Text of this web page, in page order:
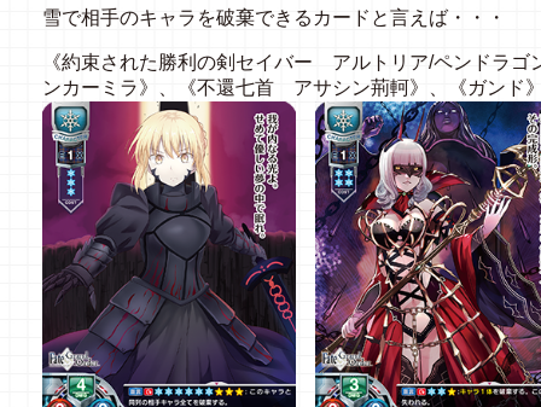
雪で相手のキャラを破棄できるカードと言えば・・・
《約束された勝利の剣セイバー アルトリア/ペンドラゴ
ンカーミラ》、《不還七首 アサシン荊軻》、《ガンド